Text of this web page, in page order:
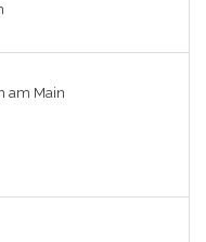
am Main